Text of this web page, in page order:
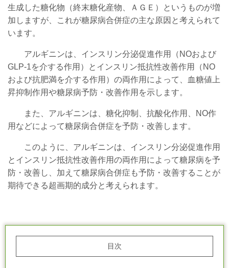
生成した糖化物（終末糖化産物、ＡＧＥ）というものが増
加しますが、これが糖尿病合併症の主な原因と考えられて
います。
アルギニンは、インスリン分泌促進作用（NOおよび
GLP-1を介する作用）とインスリン抵抗性改善作用（NO
および抗肥満を介する作用）の両作用によって、血糖値上
昇抑制作用や糖尿病予防・改善作用を示します。
また、アルギニンは、糖化抑制、抗酸化作用、NO作
用などによって糖尿病合併症を予防・改善します。
このように、アルギニンは、インスリン分泌促進作用
とインスリン抵抗性改善作用の両作用によって糖尿病を予
防・改善し、加えて糖尿病合併症も予防・改善することが
期待できる超画期的成分と考えられます。
目次